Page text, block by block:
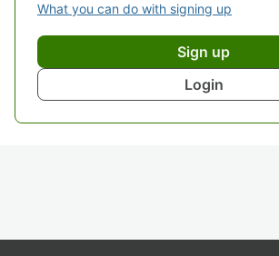
What you can do with signing up
Sign up
Login